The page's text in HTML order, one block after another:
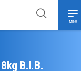
MENU
B.I.B.